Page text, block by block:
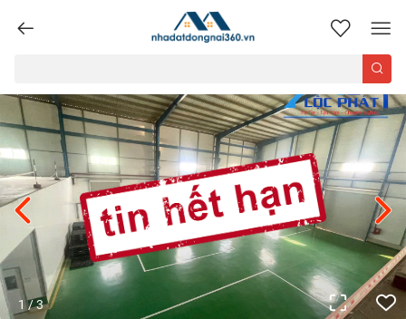
nhadatdongnai360.vn
1/3